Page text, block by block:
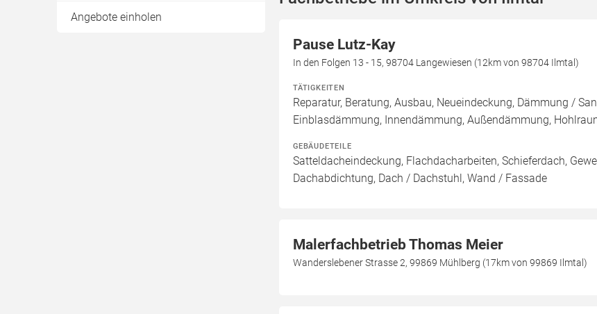
Angebote einholen
Pause Lutz-Kay
In den Folgen 13 - 15, 98704 Langewiesen (12km von 98704 Ilmtal)
TÄTIGKEITEN
Reparatur, Beratung, Ausbau, Neueindeckung, Dämmung /
Einblasdämmung, Innendämmung, Außendämmung,
GEBÄUDETEILE
Satteldacheindeckung, Flachdacharbeiten, Schieferdach,
Dachabdichtung, Dach / Dachstuhl, Wand / Fassade
Malerfachbetrieb Thomas Meier
Wanderslebener Strasse 2, 99869 Mühlberg (17km von 99869 Ilmtal)